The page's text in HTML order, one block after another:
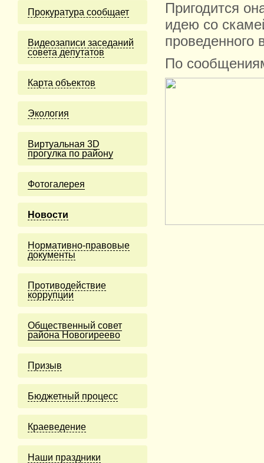
Прокуратура сообщает
Видеозаписи заседаний
совета депутатов
Карта объектов
Экология
Виртуальная 3D
прогулка по району
Фотогалерея
Новости
Нормативно-правовые
документы
Противодействие
коррупции
Общественный совет
района Новогиреево
Призыв
Бюджетный процесс
Краеведение
Наши праздники
Пригодится
идею со
проведенного
По